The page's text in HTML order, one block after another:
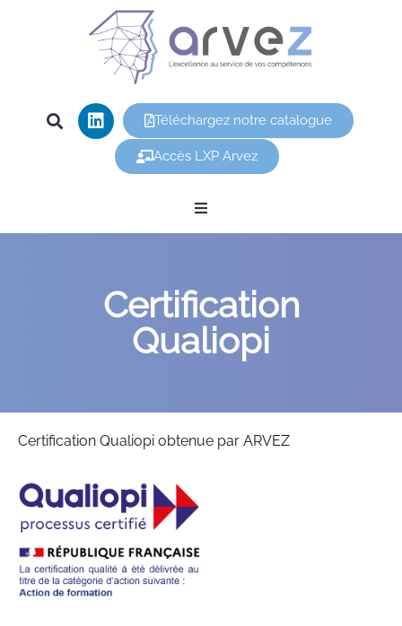
Téléchargez notre catalogue
Accès LXP Arvez
Contacts
Certification
Qualiopi
Certification Qualiopi obtenue par ARVEZ